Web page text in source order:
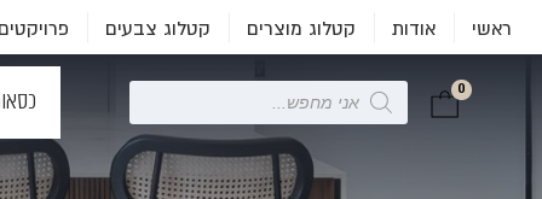
ראשי אודות קטלוג מוצרים קטלוג צבעים
0
Products
search